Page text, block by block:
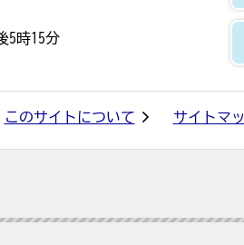
5時15分
このサイトについて サイトマ